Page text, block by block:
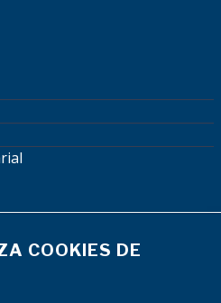
COOKIES DE